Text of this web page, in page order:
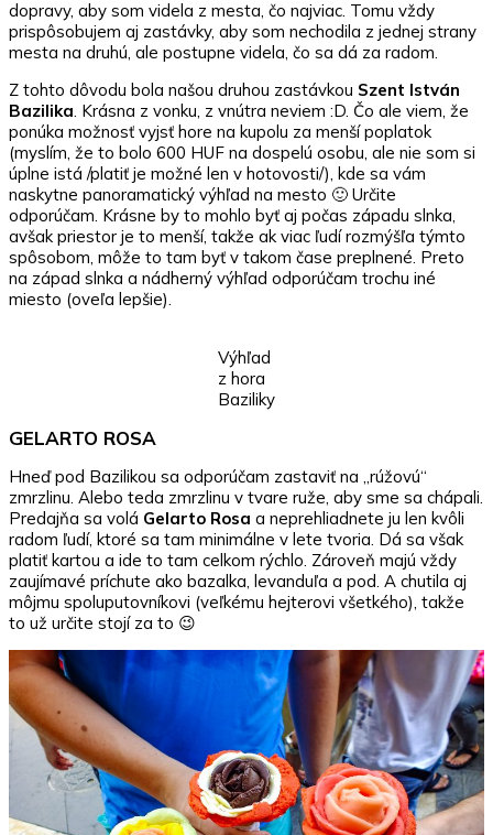
dopravy, aby som videla z mesta, čo najviac. Tomu vždy
prispôsobujem aj zastávky, aby som nechodila z jednej strany
mesta na druhú, ale postupne videla, čo sa dá za radom.
Z tohto dôvodu bola našou druhou zastávkou Szent István
Bazilika. Krásna z vonku, z vnútra neviem :D. Čo ale viem, že
ponúka možnosť vyjsť hore na kupolu za menší poplatok
(myslím, že to bolo 600 HUF na dospelú osobu, ale nie som si
úplne istá /platiť je možné len v hotovosti/), kde sa vám
naskytne panoramatický výhľad na mesto 🙂 Určite
odporúčam. Krásne by to mohlo byť aj počas západu slnka,
avšak priestor je to menší, takže ak viac ľudí rozmýšľa týmto
spôsobom, môže to tam byť v takom čase preplnené. Preto
na západ slnka a nádherný výhľad odporúčam trochu iné
miesto (oveľa lepšie).
Výhľad
z hora
Baziliky
GELARTO ROSA
Hneď pod Bazilikou sa odporúčam zastaviť na „rúžovú“
zmrzlinu. Alebo teda zmrzlinu v tvare ruže, aby sme sa chápali.
Predajňa sa volá Gelarto Rosa a neprehliadnete ju len kvôli
radom ľudí, ktoré sa tam minimálne v lete tvoria. Dá sa však
platiť kartou a ide to tam celkom rýchlo. Zároveň majú vždy
zaujímavé príchute ako bazalka, levanduľa a pod. A chutila aj
môjmu spoluputovníkovi (veľkému hejterovi všetkého), takže
to už určite stojí za to 😉